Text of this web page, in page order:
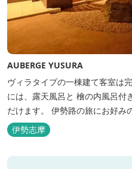
AUBERGE YUSURA
ヴィラタイプの一棟建て客室は
には、露天風呂と 檜の内風呂付
だけます。 伊勢路の旅にお好み
「AUBERGE YUSURA」が大切
らではの「ひと手間」のおもて
様の伊勢路の旅に寄り添う宿と
伊勢志摩